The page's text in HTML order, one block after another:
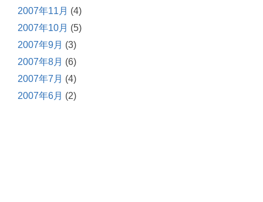
2007年11月 (4)
2007年10月 (5)
2007年9月 (3)
2007年8月 (6)
2007年7月 (4)
2007年6月 (2)